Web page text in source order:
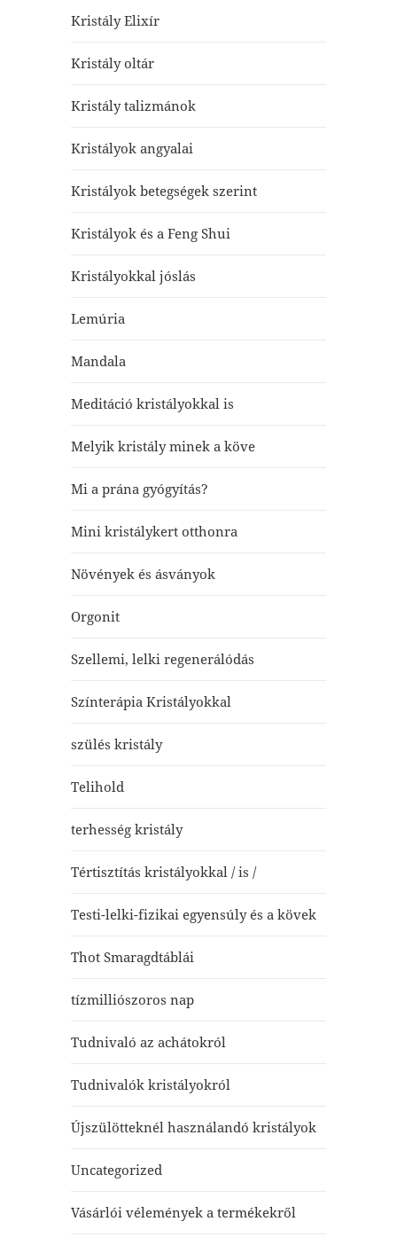
Kristály Elixír
Kristály oltár
Kristály talizmánok
Kristályok angyalai
Kristályok betegségek szerint
Kristályok és a Feng Shui
Kristályokkal jóslás
Lemúria
Mandala
Meditáció kristályokkal is
Melyik kristály minek a köve
Mi a prána gyógyítás?
Mini kristálykert otthonra
Növények és ásványok
Orgonit
Szellemi, lelki regenerálódás
Színterápia Kristályokkal
szülés kristály
Telihold
terhesség kristály
Tértisztítás kristályokkal / is /
Testi-lelki-fizikai egyensúly és a kövek
Thot Smaragdtáblái
tízmilliószoros nap
Tudnivaló az achátokról
Tudnivalók kristályokról
Újszülötteknél használandó kristályok
Uncategorized
Vásárlói vélemények a termékekről